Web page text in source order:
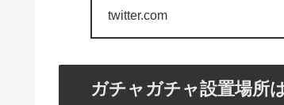
twitter.com
ガチャガチャ設置場所